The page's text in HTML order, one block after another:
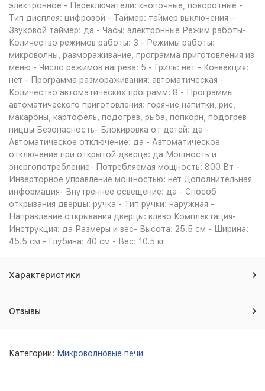
электронное - Переключатели: кнопочные, поворотные -
Тип дисплея: цифровой - Таймер: таймер выключения -
Звуковой таймер: да - Часы: электронные Режим работы-
Количество режимов работы: 3 - Режимы работы:
микроволны, размораживание, программа приготовления из
меню - Число режимов нагрева: 5 - Гриль: нет - Конвекция:
нет - Программа размораживания: автоматическая -
Количество автоматических программ: 8 - Программы
автоматического приготовления: горячие напитки, рис,
макароны, картофель, подогрев, рыба, попкорн, подогрев
пиццы Безопасность- Блокировка от детей: да -
Автоматическое отключение: да - Автоматическое
отключение при открытой дверце: да Мощность и
энергопотребление- Потребляемая мощность: 800 Вт -
Инверторное управление мощностью: нет Дополнительная
информация- Внутреннее освещение: да - Способ
открывания дверцы: ручка - Тип ручки: наружная -
Направление открывания дверцы: влево Комплектация-
Инструкция: да Размеры и вес- Высота: 25.5 см - Ширина:
45.5 см - Глубина: 40 см - Вес: 10.5 кг
Характеристики
Отзывы
Категории: Микроволновые печи